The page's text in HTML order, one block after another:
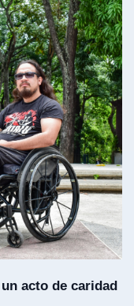
acto de caridad